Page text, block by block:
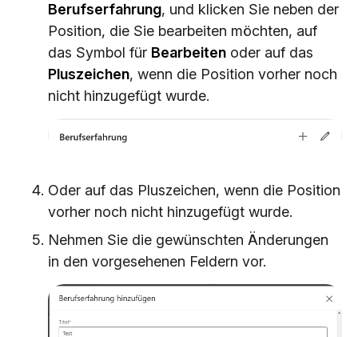
Berufserfahrung, und klicken Sie neben der
Position, die Sie bearbeiten möchten, auf
das Symbol für Bearbeiten oder auf das
Pluszeichen, wenn die Position vorher noch
nicht hinzugefügt wurde.
Oder auf das Pluszeichen, wenn die Position
vorher noch nicht hinzugefügt wurde.
Nehmen Sie die gewünschten Änderungen
in den vorgesehenen Feldern vor.